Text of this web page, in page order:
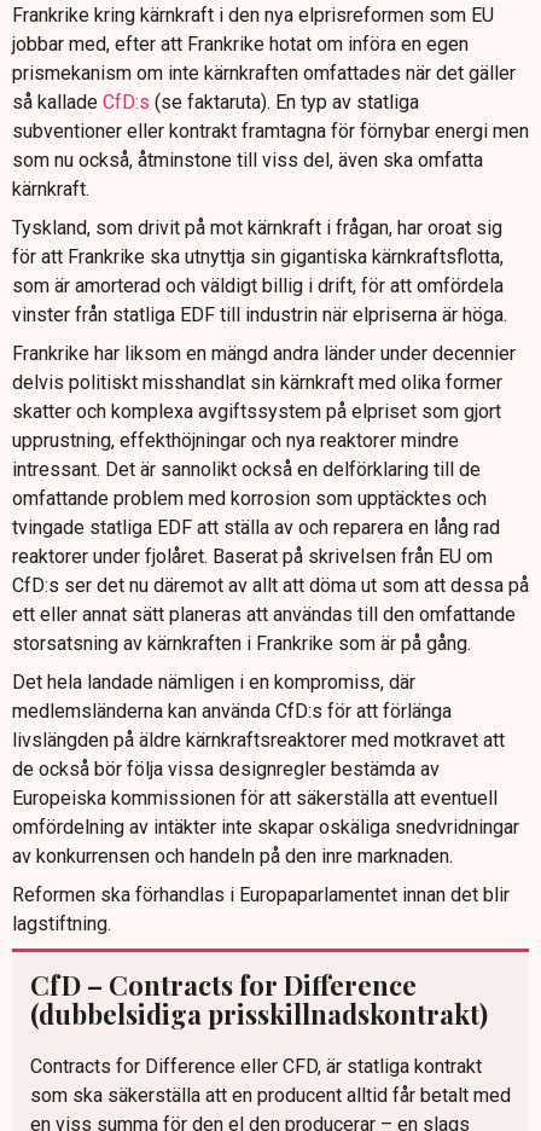
Frankrike kring kärnkraft i den nya elprisreformen som EU
jobbar med, efter att Frankrike hotat om införa en egen
prismekanism om inte kärnkraften omfattades när det gäller
så kallade CfD:s (se faktaruta). En typ av statliga
subventioner eller kontrakt framtagna för förnybar energi men
som nu också, åtminstone till viss del, även ska omfatta
kärnkraft.
Tyskland, som drivit på mot kärnkraft i frågan, har oroat sig
för att Frankrike ska utnyttja sin gigantiska kärnkraftsflotta,
som är amorterad och väldigt billig i drift, för att omfördela
vinster från statliga EDF till industrin när elpriserna är höga.
Frankrike har liksom en mängd andra länder under decennier
delvis politiskt misshandlat sin kärnkraft med olika former
skatter och komplexa avgiftssystem på elpriset som gjort
upprustning, effekthöjningar och nya reaktorer mindre
intressant. Det är sannolikt också en delförklaring till de
omfattande problem med korrosion som upptäcktes och
tvingade statliga EDF att ställa av och reparera en lång rad
reaktorer under fjolåret. Baserat på skrivelsen från EU om
CfD:s ser det nu däremot av allt att döma ut som att dessa på
ett eller annat sätt planeras att användas till den omfattande
storsatsning av kärnkraften i Frankrike som är på gång.
Det hela landade nämligen i en kompromiss, där
medlemsländerna kan använda CfD:s för att förlänga
livslängden på äldre kärnkraftsreaktorer med motkravet att
de också bör följa vissa designregler bestämda av
Europeiska kommissionen för att säkerställa att eventuell
omfördelning av intäkter inte skapar oskäliga snedvridningar
av konkurrensen och handeln på den inre marknaden.
Reformen ska förhandlas i Europaparlamentet innan det blir
lagstiftning.
CfD – Contracts for Difference
(dubbelsidiga prisskillnadskontrakt)
Contracts for Difference eller CFD, är statliga kontrakt
som ska säkerställa att en producent alltid får betalt med
en viss summa för den el den producerar – en slags